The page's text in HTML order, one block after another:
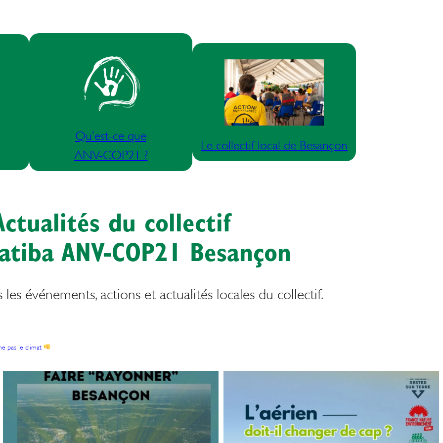
Qu’est-ce que
ANV-COP21 ?
Le collectif local de Besançon
du collectif
ANV-COP21 Besançon
événements, actions et actualités locales du collectif.
pas le climat